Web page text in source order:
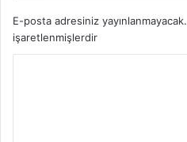
E-posta adresiniz yayınlanmayacak.
işaretlenmişlerdir